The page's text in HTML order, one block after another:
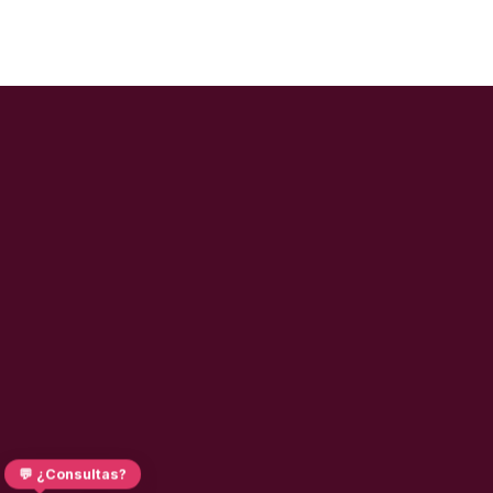
💬 ¿Consultas?